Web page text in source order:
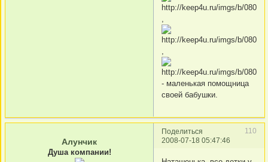
,
,
- маленькая помощница
своей бабушки.
Поделиться
110
2008-07-18 05:47:46
Алунчик
Душа компании!